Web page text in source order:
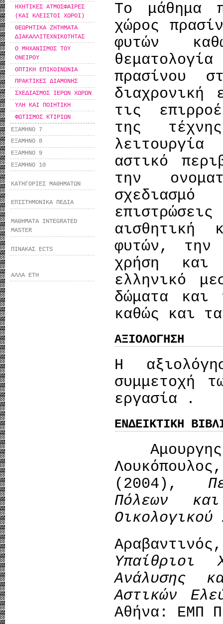
ΗΧΗΤΙΚΕΣ ΑΤΜΟΣΦΑΙΡΕΣ
(ΚΑΙ ΚΛΕΙΣΤΟΙ ΧΩΡΟΙ)
ΘΕΩΡΗΤΙΚΑ ΖΗΤΗΜΑΤΑ
ΔΙΑΚΑΛΛΙΤΕΧΝΙΚΟΤΗΤΑΣ
Ο ΜΗΧΑΝΙΣΜΟΣ ΤΟΥ
ΟΝΕΙΡΟΥ
ΟΠΤΙΚΗ ΕΠΙΚΟΙΝΩΝΙΑ
ΠΡΑΚΤΙΚΕΣ ΔΙΑΜΟΝΗΣ
ΣΧΕΔΙΑΣΜΟΣ ΙΕΡΩΝ ΧΩΡΩΝ
ΥΛΗ ΚΑΙ ΠΟΙΗΤΙΚΗ
ΦΩΤΙΣΜΟΣ ΚΤΙΡΙΩΝ
ΕΞΑΜΗΝΟ 7
ΕΞΑΜΗΝΟ 8
ΕΞΑΜΗΝΟ 9
ΕΞΑΜΗΝΟ 10
ΚΑΤΗΓΟΡΙΕΣ ΜΑΘΗΜΑΤΩΝ
ΕΠΙΣΤΗΜΟΝΙΚΑ ΠΕΔΙΑ
ΜΑΘΗΜΑΤΑ INTEGRATED
MASTER
ΠΙΝΑΚΑΣ ECTS
ΑΛΛΑ ΕΤΗ
Το μάθημα
χώρος
φυτών
πρασίνου
διαχρονική
τις
της
αστικό
την
αισθητική
φυτών, την
χρήση και
ελληνικό
δώματα και
καθώς και
ΑΞΙΟΛΟΓΗΣΗ
Η
συμμετοχή
εργασία .
ΕΝΔΕΙΚΤΙΚΗ
(2004),
Πόλεων
Ανάλυσης
Αστικών
Αθήνα: ΕΜΠ